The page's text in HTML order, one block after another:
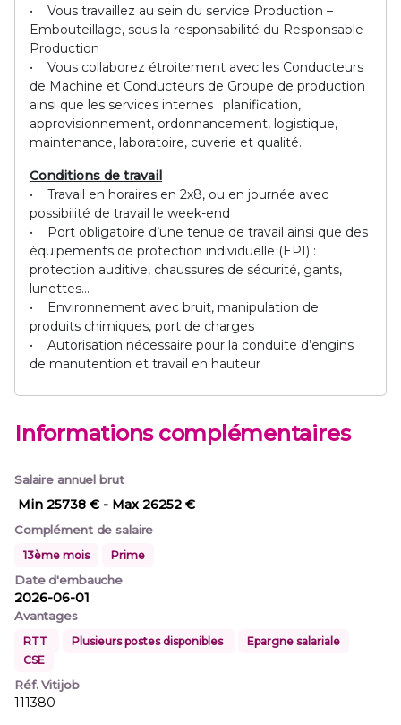
• Vous travaillez au sein du service Production –
Embouteillage, sous la responsabilité du Responsable
Production
• Vous collaborez étroitement avec les Conducteurs
de Machine et Conducteurs de Groupe de production
ainsi que les services internes : planification,
approvisionnement, ordonnancement, logistique,
maintenance, laboratoire, cuverie et qualité.
Conditions de travail
• Travail en horaires en 2x8, ou en journée avec
possibilité de travail le week-end
• Port obligatoire d’une tenue de travail ainsi que des
équipements de protection individuelle (EPI) :
protection auditive, chaussures de sécurité, gants,
lunettes…
• Environnement avec bruit, manipulation de
produits chimiques, port de charges
• Autorisation nécessaire pour la conduite d’engins
de manutention et travail en hauteur
Informations complémentaires
Salaire annuel brut
Min 25738 € - Max 26252 €
Complément de salaire
13ème mois Prime
Date d'embauche
2026-06-01
Avantages
RTT Plusieurs postes disponibles
Epargne salariale
CSE
Réf. Vitijob
111380